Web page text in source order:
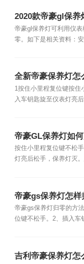
2020款帝豪gl保养
帝豪gl保养灯可利用仪
零。如下是相关资料：安
全新帝豪保养灯怎
1按住小里程复位键按住
入车钥匙旋至仪表灯亮后
帝豪GL保养灯如
按住小里程复位键不松
灯亮后松手，保养灯灭
帝豪gs保养灯怎样
帝豪gs保养灯归零的方
位键不松手。2、插入车
吉利帝豪保养灯怎